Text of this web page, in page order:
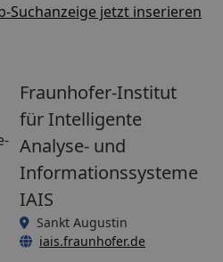
Suchanzeige jetzt inserieren
Fraunhofer-Institut
für Intelligente
Analyse- und
Informationssysteme
IAIS
Sankt Augustin
iais.fraunhofer.de